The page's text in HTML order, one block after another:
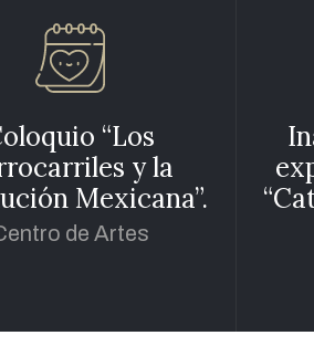
“Los
y la
Mexicana”.
de Artes